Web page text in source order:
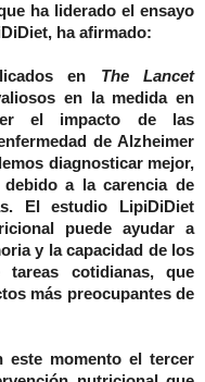
ha liderado el ensayo
ha afirmado:
en The Lancet
en la medida en
el impacto de las
de Alzheimer
diagnosticar mejor,
a la carencia de
El estudio LipiDiDiet
puede ayudar a
y la capacidad de los
cotidianas, que
más preocupantes de
este momento el tercer